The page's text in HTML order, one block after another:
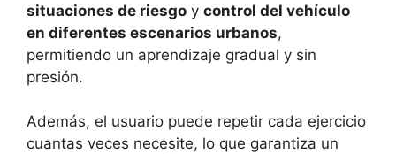
situaciones de riesgo y control del vehículo
en diferentes escenarios urbanos,
permitiendo un aprendizaje gradual y sin
presión.
Además, el usuario puede repetir cada ejercicio
cuantas veces necesite, lo que garantiza un